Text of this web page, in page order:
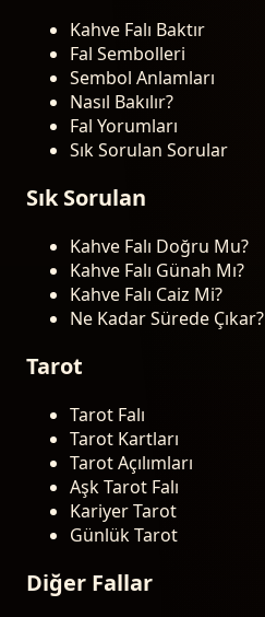
Kahve Falı Baktır
Fal Sembolleri
Sembol Anlamları
Nasıl Bakılır?
Fal Yorumları
Sık Sorulan Sorular
Sık Sorulan
Kahve Falı Doğru Mu?
Kahve Falı Günah Mı?
Kahve Falı Caiz Mi?
Ne Kadar Sürede Çıkar?
Tarot
Tarot Falı
Tarot Kartları
Tarot Açılımları
Aşk Tarot Falı
Kariyer Tarot
Günlük Tarot
Diğer Fallar